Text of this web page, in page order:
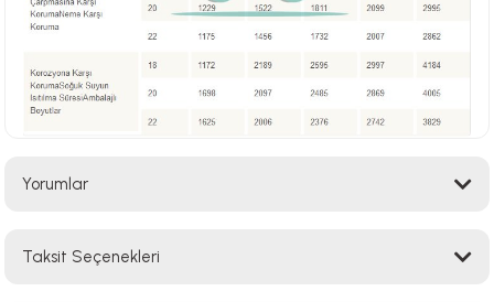
Yorumlar
Taksit Seçenekleri